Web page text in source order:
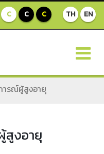
TH EN
C C C
ารณ์ผู้สูงอายุ
งอายุ